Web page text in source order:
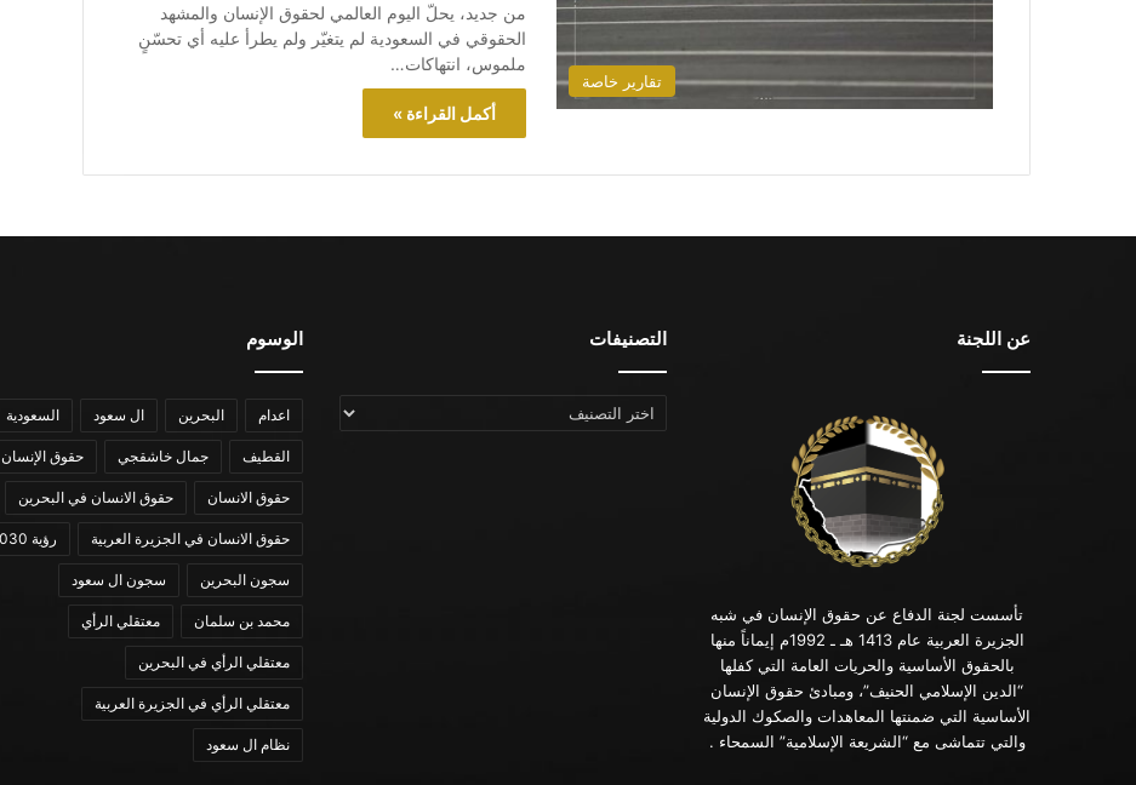
تقارير خاصة
من جديد، يحلّ اليوم العالمي لحقوق الإنسان والمشهد
الحقوقي في السعودية لم يتغيّر ولم يطرأ عليه أي تحسّنٍ
ملموس، انتهاكات…
أكمل القراءة »
عن اللجنة
تأسست لجنة الدفاع عن حقوق الإنسان في شبه
الجزيرة العربية عام 1413 هـ ـ 1992م إيماناً منها
بالحقوق الأساسية والحريات العامة التي كفلها
“الدين الإسلامي الحنيف”، ومبادئ حقوق الإنسان
الأساسية التي ضمنتها المعاهدات والصكوك الدولية
والتي تتماشى مع “الشريعة الإسلامية” السمحاء .
التصنيفات
التصنيفات
الوسوم
اعدام البحرين ال سعود السعودية
القطيف جمال خاشقجي حقوق الإنسان
حقوق الانسان حقوق الانسان في البحرين
حقوق الانسان في الجزيرة العربية رؤية 2030
سجون البحرين سجون ال سعود
محمد بن سلمان معتقلي الرأي
معتقلي الرأي في البحرين
معتقلي الرأي في الجزيرة العربية
نظام ال سعود